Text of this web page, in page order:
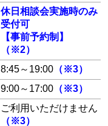
休日相談会実施時のみ
受付可
【事前予約制】
（※2）
8:45～19:00 （※3）
9:00～17:00 （※3）
ご利用いただけません
（※3）